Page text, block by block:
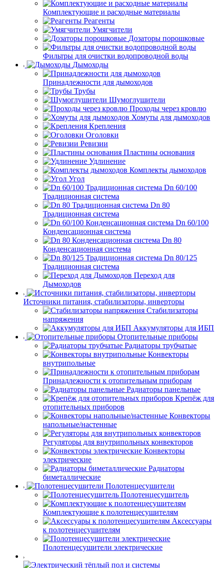
Комплектующие и расходные материалы
Реагенты
Умягчители
Дозаторы порошковые
Фильтры для очистки водопроводной воды
Дымоходы
Принадлежности для дымоходов
Трубы
Шумоглушители
Проходы через кровлю
Хомуты для дымоходов
Крепления
Оголовки
Ревизии
Пластины основания
Удлинение
Комплекты дымоходов
Угол
Dn 60/100
Традиционная система
Dn 80
Традиционная система
Dn 60/100
Конденсационная система
Dn 80
Конденсационная система
Dn 80/125
Традиционная система
Переход для
Дымоходов
Источники питания, стабилизаторы, инверторы
Стабилизаторы
напряжения
Аккумуляторы для ИБП
Отопительные приборы
Радиаторы трубчатые
Конвекторы
внутрипольные
Принадлежности к отопительным приборам
Радиаторы панельные
Крепёж для
отопительных приборов
Конвекторы
напольные/настенные
Регуляторы для внутрипольных конвекторов
Конвекторы
электрические
Радиаторы
биметаллические
Полотенцесушители
Полотенцесушитель
Комплектующие к полотенцесушителям
Аксессуары
к полотенцесушителям
Полотенцесушители электрические